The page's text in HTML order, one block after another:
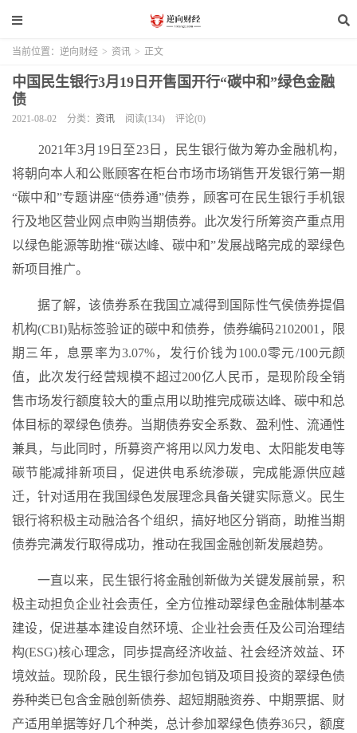
当前位置： 逆向财经 > 资讯 > 正文
中国民生银行3月19日开售国开行“碳中和”绿色金融
债
2021-08-02 分类： 资讯 阅读(134) 评论(0)
2021年3月19日至23日，民生银行做为筹办金融机构，
将朝向本人和公账顾客在柜台市场市场销售开发银行第一期
“碳中和”专题讲座“债券通”债券，顾客可在民生银行手机银
行及地区营业网点申购当期债券。此次发行所筹资产重点用
以绿色能源等助推“碳达峰、碳中和”发展战略完成的翠绿色
新项目推广。
据了解，该债券系在我国立减得到国际性气侯债券提倡
机构(CBI)贴标签验证的碳中和债券，债券编码2102001，限
期三年，息票率为3.07%，发行价钱为100.0零元/100元颜
值，此次发行经营规模不超过200亿人民币，是现阶段全销
售市场发行额度较大的重点用以助推完成碳达峰、碳中和总
体目标的翠绿色债券。当期债券安全系数、盈利性、流通性
兼具，与此同时，所募资产将用以风力发电、太阳能发电等
碳节能减排新项目，促进供电系统渗碳，完成能源供应越
迁，针对适用在我国绿色发展理念具备关键实际意义。民生
银行将积极主动融洽各个组织，搞好地区分销商，助推当期
债券完满发行取得成功，推动在我国金融创新发展趋势。
一直以来，民生银行将金融创新做为关键发展前景，积
极主动担负企业社会责任，全方位推动翠绿色金融体制基本
建设，促进基本建设自然环境、企业社会责任及公司治理结
构(ESG)核心理念，同歩提高经济收益、社会经济效益、环
境效益。现阶段，民生银行参加包销及项目投资的翠绿色债
券种类已包含金融创新债券、超短期融资券、中期票据、财
产适用单据等好几个种类，总计参加翠绿色债券36只，额度